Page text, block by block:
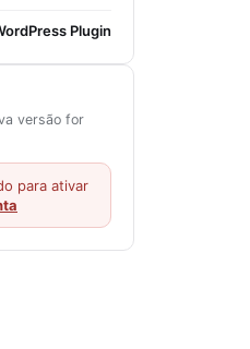
Plugin
versão for
para ativar